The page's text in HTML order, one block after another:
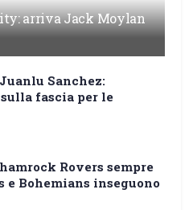
arriva Jack Moylan
Sanchez:
fascia per le
Rovers sempre
e Bohemians inseguono